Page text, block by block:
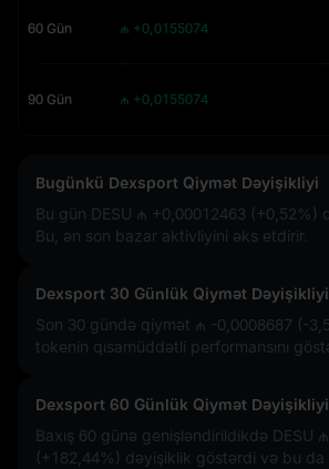
60 Gün ₼ +0,0155074
90 Gün ₼ +0,0155074
Bugünkü Dexsport Qiymət Dəyişikliyi
Bu gün DESU ₼ +0,00012463 (+0,52%)
Bu, ən son bazar aktivliyini əks etdirir.
Dexsport 30 Günlük Qiymət Dəyişikliyi
Son 30 gündə qiymət ₼ -0,0008687 (-
tokenin qısamüddətli performansını
Dexsport 60 Günlük Qiymət Dəyişikliyi
Baxış 60 günə genişləndirildikdə DESU
(+182,44%) dəyişiklik göstərdi və bu da